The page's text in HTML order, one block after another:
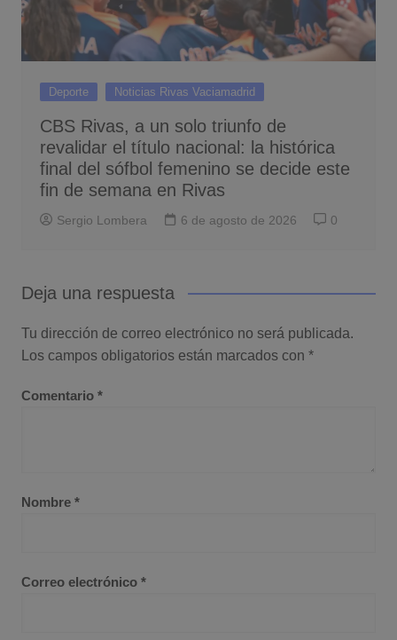
Deporte Noticias Rivas Vaciamadrid
CBS Rivas, a un solo triunfo de
revalidar el título nacional: la histórica
final del sófbol femenino se decide este
fin de semana en Rivas
Sergio Lombera 6 de agosto de 2026 0
Deja una respuesta
Tu dirección de correo electrónico no será publicada.
Los campos obligatorios están marcados con *
Comentario *
Nombre *
Correo electrónico *